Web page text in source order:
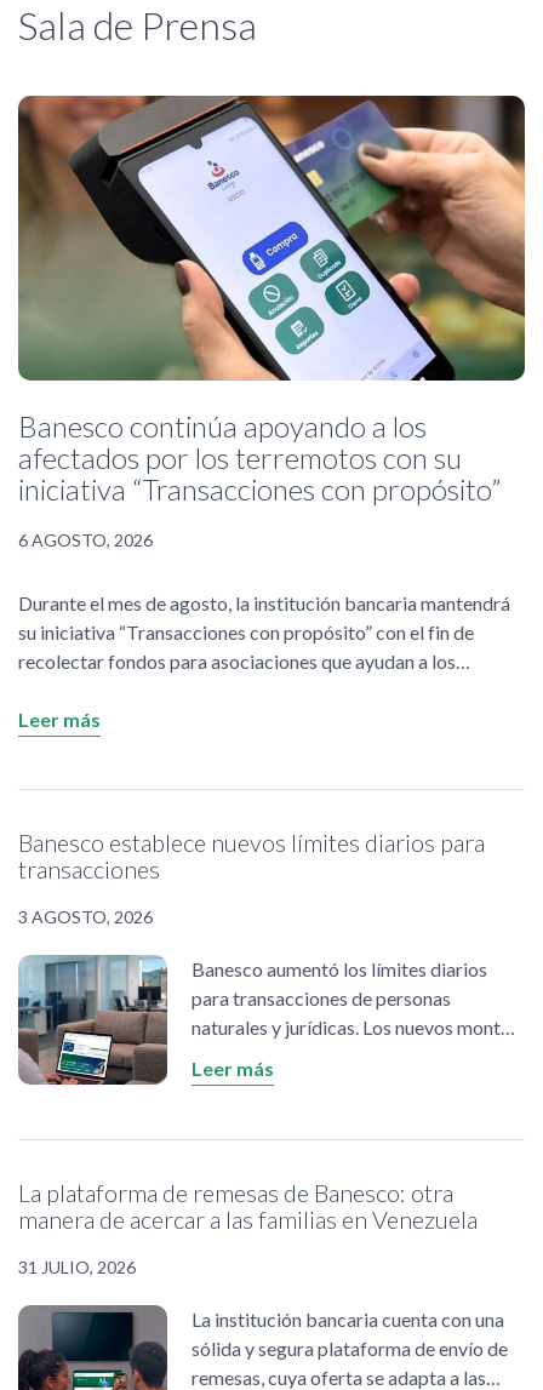
Sala de Prensa
Banesco continúa apoyando a los
afectados por los terremotos con su
iniciativa “Transacciones con propósito”
6 AGOSTO, 2026
Durante el mes de agosto, la institución bancaria mantendrá
su iniciativa “Transacciones con propósito” con el fin de
recolectar fondos para asociaciones que ayudan a los
Leer más
Banesco establece nuevos límites diarios para
transacciones
3 AGOSTO, 2026
Banesco aumentó los límites diarios
para transacciones de personas
naturales y jurídicas. Los nuevos montos
interbancarias y Pago Móvil, a través de
vía SMS.
Leer más
La plataforma de remesas de Banesco: otra
manera de acercar a las familias en Venezuela
31 JULIO, 2026
La institución bancaria cuenta con una
sólida y segura plataforma de envío de
remesas, cuya oferta se adapta a las